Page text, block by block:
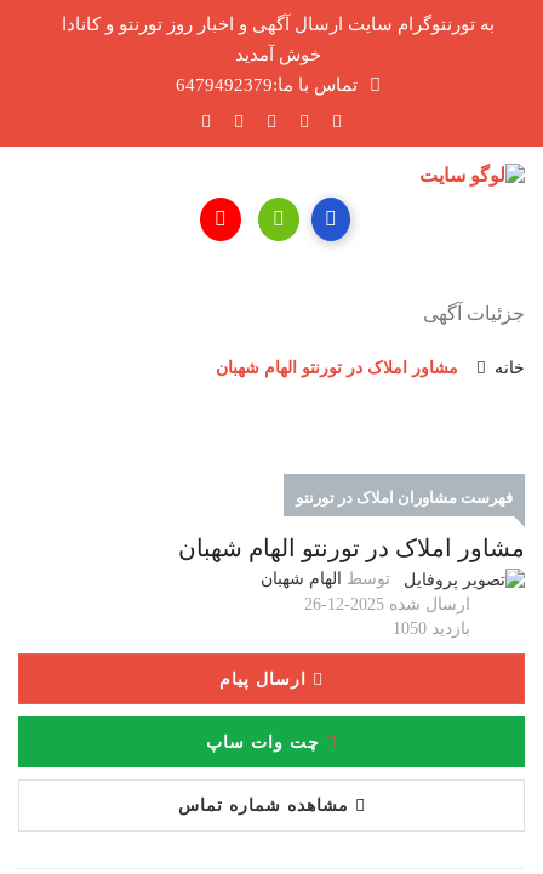
به تورنتوگرام سایت ارسال آگهی و اخبار روز تورنتو و کانادا
خوش آمدید
تماس با ما:6479492379
جزئیات آگهی
خانه مشاور املاک در تورنتو الهام شهبان
فهرست مشاوران املاک در تورنتو
مشاور املاک در تورنتو الهام شهبان
توسط
الهام شهبان
ارسال شده 2025-12-26
بازدید 1050
ارسال پیام
چت وات ساپ
مشاهده شماره تماس